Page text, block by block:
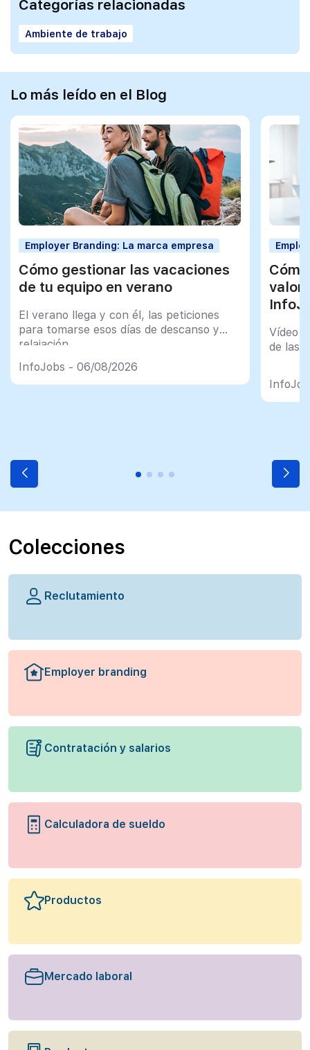
Categorías relacionadas
Ambiente de trabajo
Lo más leído en el Blog
Employer Branding: La marca empresa
Cómo gestionar las vacaciones
de tu equipo en verano
El verano llega y con él, las peticiones
para tomarse esos días de descanso y
relajación
InfoJobs - 06/08/2026
Vídeo
de las
Colecciones
Reclutamiento
Employer branding
Contratación y salarios
Calculadora de sueldo
Productos
Mercado laboral